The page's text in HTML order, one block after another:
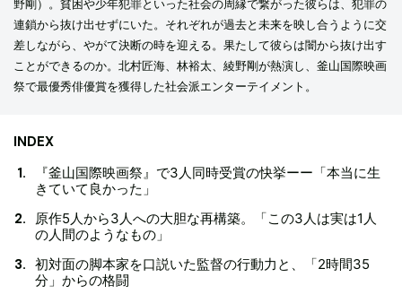
野剛）。貧困や少年犯罪といった社会の周縁で繋がった彼らは、犯罪の
連鎖から抜け出せずにいた。それぞれが過去と未来を映し合うように交
差しながら、やがて決断の時を迎える。果たして彼らは闇から抜け出す
ことができるのか。北村匠海、林裕太、綾野剛が熱演し、釜山国際映画
祭で最優秀俳優賞を獲得した社会派エンターテイメント。
INDEX
『釜山国際映画祭』で3人同時受賞の快挙ーー「本当に生
きていて良かった」
原作5人から3人への大胆な再構築。「この3人は実は1人
の人間のようなもの」
初対面の脚本家を口説いた監督の行動力と、「2時間35
分」からの格闘